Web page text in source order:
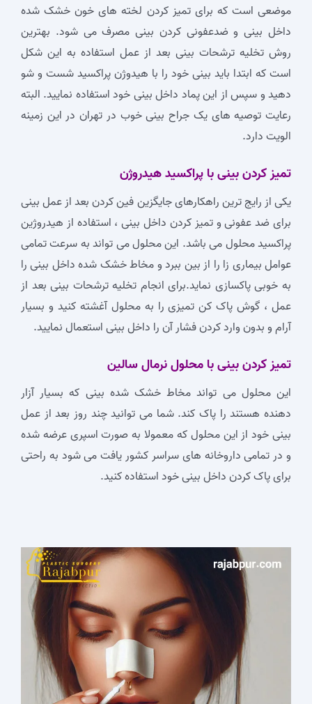
موضعی است که برای تمیز کردن لخته های خون خشک شده
داخل بینی و ضدعفونی کردن بینی مصرف می شود. بهترین
روش تخلیه ترشحات بینی بعد از عمل استفاده به این شکل
است که ابتدا باید بینی خود را با هیدوژن پراکسید شست و شو
دهید و سپس از این پماد داخل بینی خود استفاده نمایید. البته
رعایت توصیه های یک جراح بینی خوب در تهران در این زمینه
الویت دارد.
تمیز کردن بینی با پراکسید هیدروژن
یکی از رایج‌ ترین راهکارهای جایگزین فین کردن بعد از عمل بینی
برای ضد عفونی و تمیز کردن داخل بینی ، استفاده از هیدروژین
پراکسید محلول می باشد. این محلول می تواند به سرعت تمامی
عوامل بیماری زا را از بین ببرد و مخاط خشک شده داخل بینی را
به خوبی پاکسازی نماید.برای انجام تخلیه ترشحات بینی بعد از
عمل ، گوش پاک کن تمیزی را به محلول آغشته کنید و بسیار
آرام و بدون وارد کردن فشار آن را داخل بینی استعمال نمایید.
تمیز کردن بینی با محلول نرمال سالین
این محلول می تواند مخاط خشک شده بینی که بسیار آزار
دهنده هستند را پاک کند. شما می توانید چند روز بعد از عمل
بینی خود از این محلول که معمولا به صورت اسپری عرضه شده
و در تمامی داروخانه های سراسر کشور یافت می شود به راحتی
برای پاک کردن داخل بینی خود استفاده کنید.